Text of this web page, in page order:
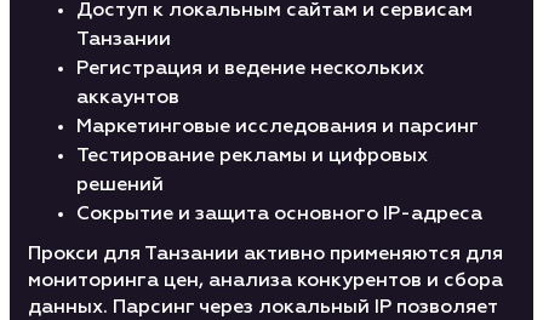
Доступ к локальным сайтам и сервисам
Танзании
Регистрация и ведение нескольких
аккаунтов
Маркетинговые исследования и парсинг
Тестирование рекламы и цифровых
решений
Сокрытие и защита основного IP-адреса
Прокси для Танзании активно применяются для
мониторинга цен, анализа конкурентов и сбора
данных. Парсинг через локальный IP позволяет